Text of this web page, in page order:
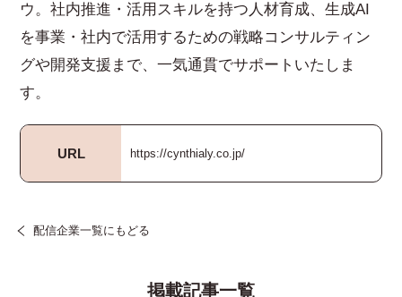
ウ。社内推進・活用スキルを持つ人材育成、生成AI
を事業・社内で活用するための戦略コンサルティン
グや開発支援まで、一気通貫でサポートいたしま
す。
URL https://cynthialy.co.jp/
配信企業一覧にもどる
掲載記事一覧